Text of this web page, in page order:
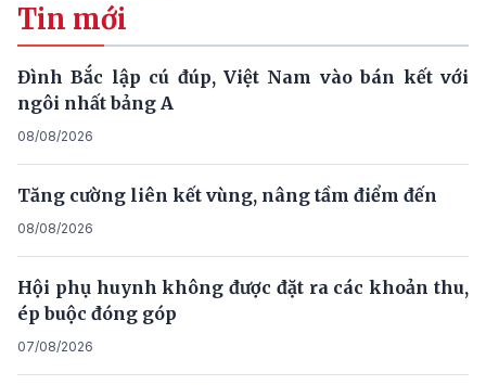
Tin mới
Đình Bắc lập cú đúp, Việt Nam vào bán kết với
ngôi nhất bảng A
08/08/2026
Tăng cường liên kết vùng, nâng tầm điểm đến
08/08/2026
Hội phụ huynh không được đặt ra các khoản thu,
ép buộc đóng góp
07/08/2026